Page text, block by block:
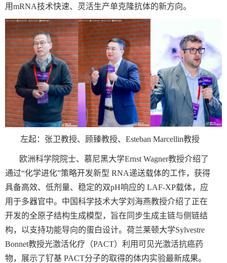
用mRNA技术快速、灵活生产单克隆抗体的新方向。
左起：张卫教授、顾臻教授、 Esteban Marcellin教授
欧洲科学院院士、慕尼黑大学Ernst Wagner教授介绍了
通过“化学进化”策略开发新型 RNA递送载体的工作，获得
具备高效、低剂量、稳定的双pH响应的 LAF-XP载体，应
用于多器官中。中国科学技术大学刘海燕教授介绍了正在
开发的全原子结构生成模型，旨在同步生成主链与侧链结
构，以支持功能导向的蛋白设计。荷兰莱顿大学Sylvestre
Bonnet教授光激活化疗（PACT）利用可见光激活抗癌药
物，展示了钌基 PACT分子的取得的体内实验最新成果。